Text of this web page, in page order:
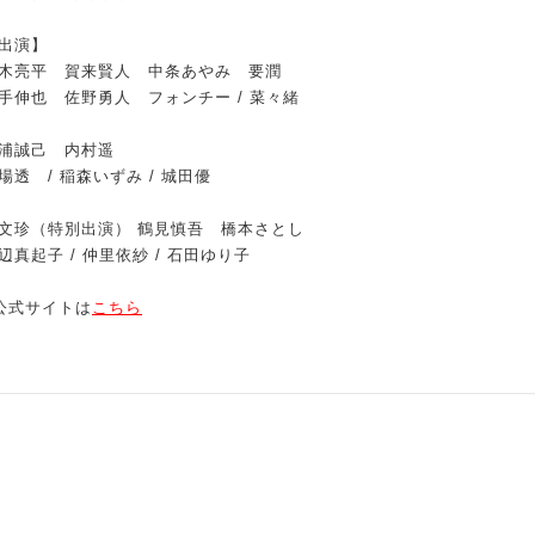
演】
亮平 賀来賢人 中条あやみ 要潤
伸也 佐野勇人 フォンチー / 菜々緒
誠己 内村遥
透 / 稲森いずみ / 城田優
珍（特別出演） 鶴見慎吾 橋本さとし
真起子 / 仲里依紗 / 石田ゆり子
式サイトは こちら